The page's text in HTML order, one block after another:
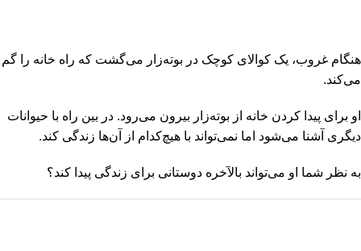
هنگام غروب، یک کوالای کوچک در بوته‌زار می‌گشت که راه خانه را گم
می‌کند.
او برای پیدا کردن خانه از بوته‌زار بیرون می‌رود. در بین راه با حیوانات
دیگری آشنا می‌شود اما نمی‌تواند با هیچ‌کدام از آن‌ها زندگی کند.
به نظر شما او می‌تواند بالآخره دوستانی برای زندگی پیدا کند؟